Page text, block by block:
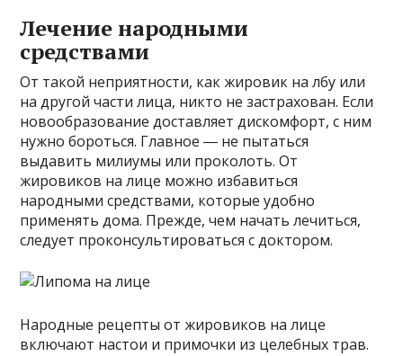
Лечение народными
средствами
От такой неприятности, как жировик на лбу или
на другой части лица, никто не застрахован. Если
новообразование доставляет дискомфорт, с ним
нужно бороться. Главное ― не пытаться
выдавить милиумы или проколоть. От
жировиков на лице можно избавиться
народными средствами, которые удобно
применять дома. Прежде, чем начать лечиться,
следует проконсультироваться с доктором.
Народные рецепты от жировиков на лице
включают настои и примочки из целебных трав.